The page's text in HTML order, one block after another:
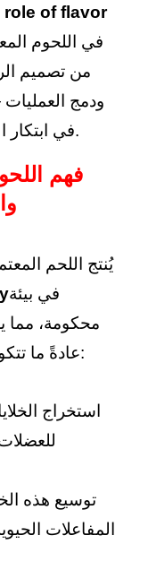
of flavor
في اللحوم
من تصميم
ودمج
في ابتكار الأغذية، والصياغة، وتصنيع النكهات.
يُنتج اللحم
في بيئة
محكومة، مما
عادةً ما تتكون العملية من أربع مراحل رئيسية:
استخراج
توسيع هذه
المفاعلات